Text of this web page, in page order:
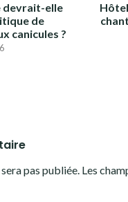
devrait-elle
de
canicules ?
pas publiée. Les